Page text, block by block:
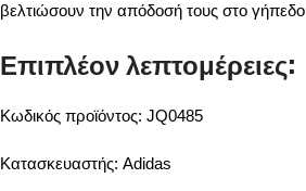
βελτιώσουν την απόδοσή τους στο γήπεδο
Επιπλέον λεπτομέρειες:
Κωδικός προϊόντος: JQ0485
Κατασκευαστής: Adidas